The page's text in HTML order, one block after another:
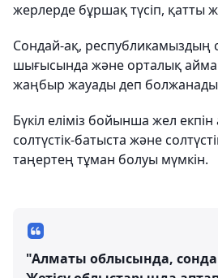
жерлерде бұршақ түсіп, қатты
Сондай-ақ, республикамыздың
шығысында және орталық
жаңбыр жауады деп
Бүкіл еліміз бойынша жел
солтүстік-батыста және
таңертең тұман болуы мүмкін.
"Алматы облысында,